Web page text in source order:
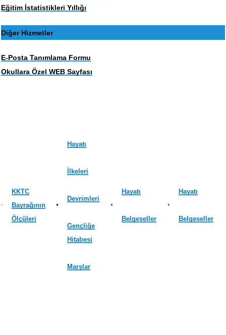
Eğitim İstatistikleri Yıllığı
Diğer Hizmetler
E-Posta Tanımlama Formu
Okullara Özel WEB Sayfası
KKTC
Bayrağının
Ölçüleri
Hayatı
İlkeleri
Devrimleri
Gençliğe
Hitabesi
Marşlar
Hayatı
Belgeseller
Hayatı
Belgeseller